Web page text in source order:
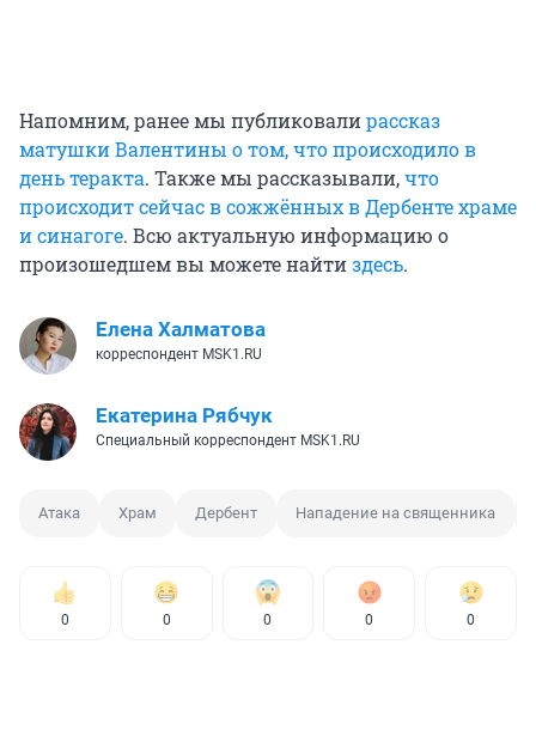
Напомним, ранее мы публиковалирассказ
матушки Валентины о том, что происходило в
день теракта. Также мы рассказывали,что
происходит сейчас в сожжённых в Дербенте храме
и синагоге. Всю актуальную информацию о
произошедшем вы можете найтиздесь.
Елена Халматова
корреспондент MSK1.RU
Екатерина Рябчук
Специальный корреспондент MSK1.RU
Атака Храм Дербент Нападение на священника
0 0 0 0 0